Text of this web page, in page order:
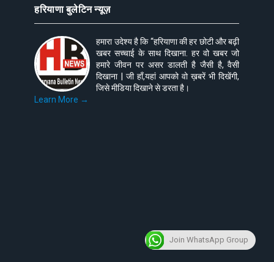
हरियाणा बुलेटिन न्यूज़
हमारा उदेश्य है कि “हरियाणा की हर छोटी और बढ़ी
खबर सच्चाई के साथ दिखाना. हर वो खबर जो
हमारे जीवन पर असर डालती है जैसी है, वैसी
दिखाना | जी हाँ,यहां आपको वो ख़बरें भी दिखेंगी,
जिसे मीडिया दिखाने से डरता है।
Learn More →
Join WhatsApp Group